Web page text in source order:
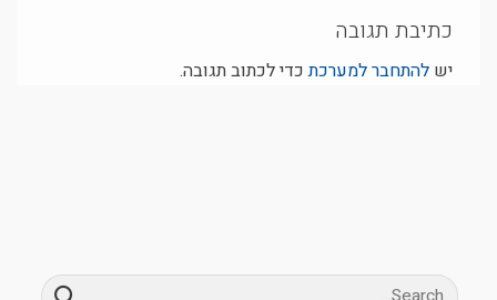
כתיבת תגובה
יש להתחבר למערכתכדי לכתוב תגובה.